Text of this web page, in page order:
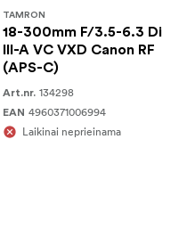
TAMRON
18-300mm F/3.5-6.3 Di
III-A VC VXD Canon RF
(APS-C)
Art.nr. 134298
EAN 4960371006994
Laikinai neprieinama